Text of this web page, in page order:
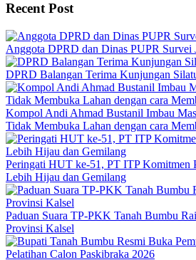
Recent Post
Anggota DPRD dan Dinas PUPR Survei
DPRD Balangan Terima Kunjungan
Kompol Andi Ahmad Bustanil Imbau
Tidak Membuka Lahan dengan cara
Peringati HUT ke-51, PT ITP Komitmen
Lebih Hijau dan Gemilang
Paduan Suara TP-PKK Tanah Bumbu
Provinsi Kalsel